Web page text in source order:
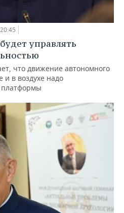
управлять
что движение автономного
и в воздухе надо
платформы